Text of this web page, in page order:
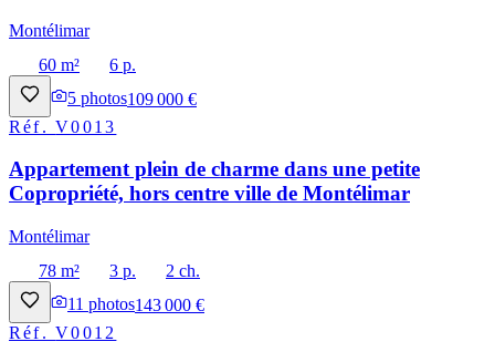
Montélimar
60 m²
6 p.
5 photos109 000 €
Réf.V0013
Appartement plein de charme dans une petite
Copropriété, hors centre ville de Montélimar
Montélimar
78 m²
3 p.
2 ch.
11 photos143 000 €
Réf.V0012